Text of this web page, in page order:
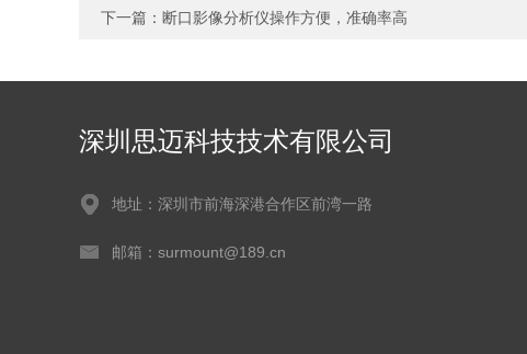
下一篇： 断口影像分析仪操作方便，准确率高
深圳思迈科技技术有限公司
地址：深圳市前海深港合作区前湾一路
邮箱：surmount@189.cn